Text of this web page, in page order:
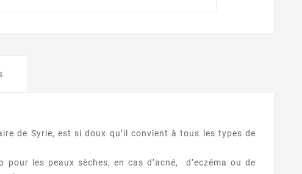
de Syrie, est si doux qu’il convient à tous les types de
pour les peaux sèches, en cas d’acné, d’eczéma ou de